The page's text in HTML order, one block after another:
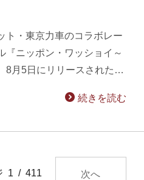
ト・東京力車のコラボレー
『ニッポン・ワッショイ～
8月5日にリリースされた…
続きを読む
1 / 411 次へ